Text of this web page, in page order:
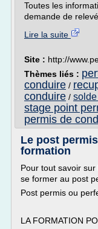
Toutes les
demande de
Lire la suite
Site : http://
Thèmes liés :
conduire /
conduire /
stage point
permis de
Le post
formation
Pour tout savoir
se former au post
Post permis ou
LA FORMATION